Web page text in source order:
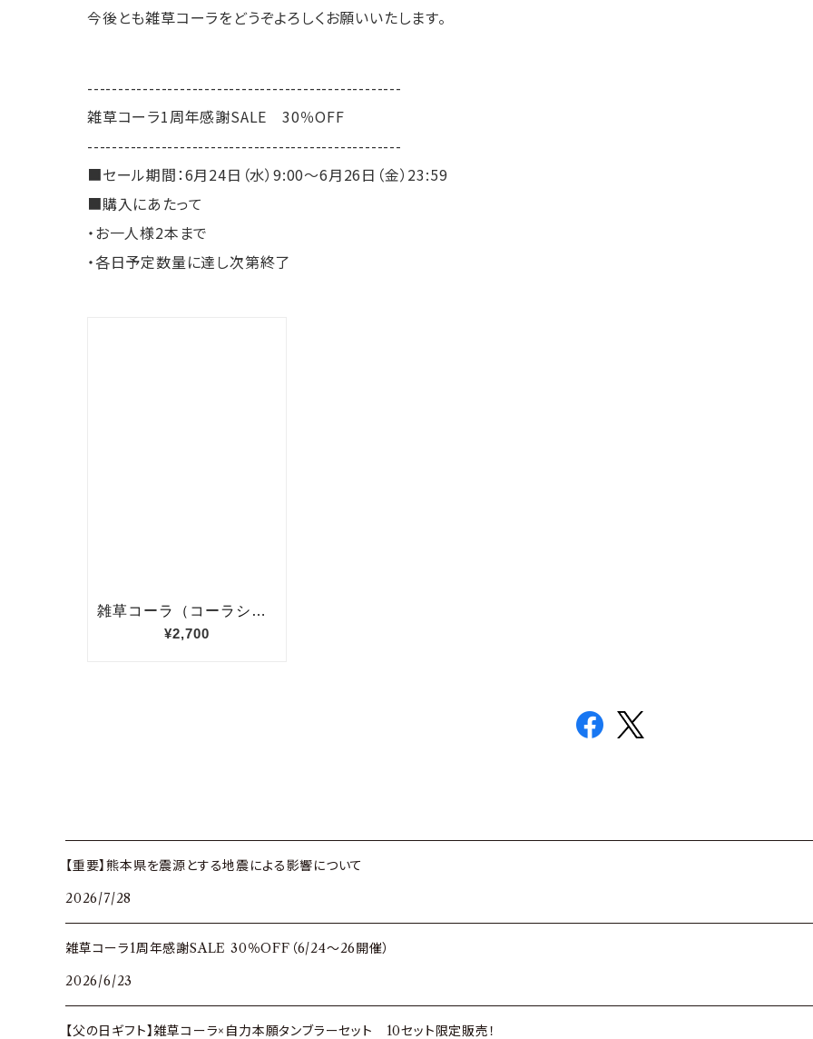
今後とも雑草コーラをどうぞよろしくお願いいたします。
---------------------------------------------------
雑草コーラ1周年感謝SALE 30％OFF
---------------------------------------------------
■セール期間：6月24日（水）9:00～6月26日（金）23:59
■購入にあたって
・お一人様2本まで
・各日予定数量に達し次第終了
【重要】熊本県を震源とする地震による影響について
2026/7/28
雑草コーラ1周年感謝SALE 30％OFF（6/24～26開催）
2026/6/23
【父の日ギフト】雑草コーラ×自力本願タンブラーセット 10セット限定販売！